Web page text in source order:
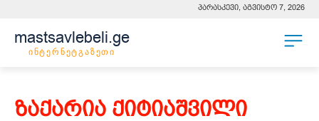
პარასკევი, აგვისტო 7, 2026
mastsavlebeli.ge
ინტერნეტგაზეთი
ზაქარია ქიტიაშვილი